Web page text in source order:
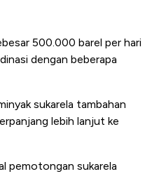
500.000 barel per hari
dengan beberapa
sukarela tambahan
lebih lanjut ke
pemotongan sukarela
ke Zona